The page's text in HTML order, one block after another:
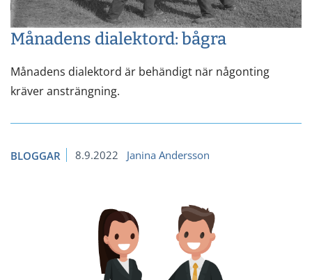
Månadens dialektord: bågra
Månadens dialektord är behändigt när någonting
kräver ansträngning.
BLOGGAR 8.9.2022 Janina Andersson